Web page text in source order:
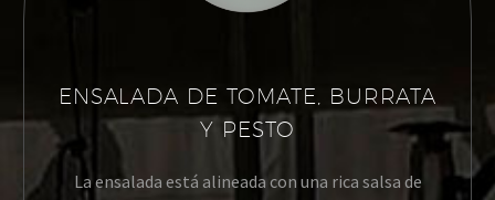
ENSALADA DE TOMATE, BURRATA
Y PESTO
La ensalada está alineada con una rica salsa de